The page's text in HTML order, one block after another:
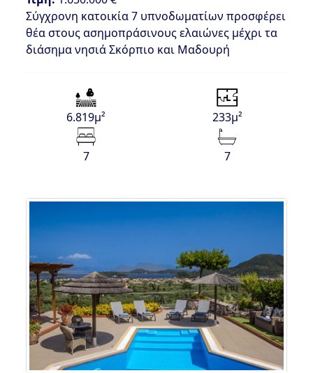
Σύγχρονη κατοικία 7 υπνοδωματίων προσφέρει
θέα στους ασημοπράσινους ελαιώνες μέχρι τα
διάσημα νησιά Σκόρπιο και Μαδουρή
6.819μ² 233μ²
7 7